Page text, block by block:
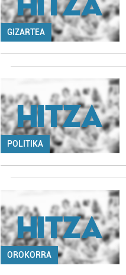
GIZARTEA
POLITIKA
OROKORRA